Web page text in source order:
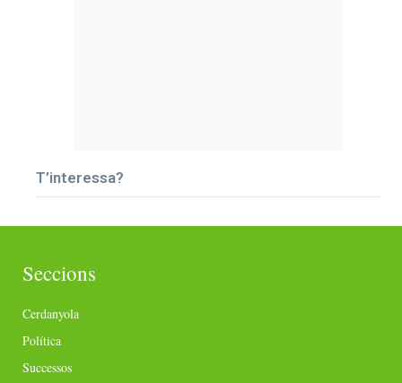
T’interessa?
Seccions
Cerdanyola
Política
Successos